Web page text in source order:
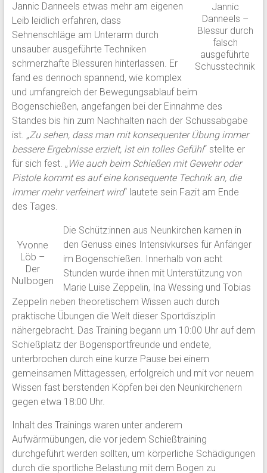
Jannic
Danneels –
Blessur durch
falsch
ausgeführte
Schusstechnik
Jannic Danneels etwas mehr am eigenen
Leib leidlich erfahren, dass
Sehnenschläge am Unterarm durch
unsauber ausgeführte Techniken
schmerzhafte Blessuren hinterlassen. Er
fand es dennoch spannend, wie komplex
und umfangreich der Bewegungsablauf beim
Bogenschießen, angefangen bei der Einnahme des
Standes bis hin zum Nachhalten nach der Schussabgabe
ist. „Zu sehen, dass man mit konsequenter Übung immer
bessere Ergebnisse erzielt, ist ein tolles Gefühl“ stellte er
für sich fest. „ Wie auch beim Schießen mit Gewehr oder
Pistole kommt es auf eine konsequente Technik an, die
immer mehr verfeinert wird“ lautete sein Fazit am Ende
des Tages.
Yvonne
Löb –
Der
Nullbogen
Die Schütz:innen aus Neunkirchen kamen in
den Genuss eines Intensivkurses für Anfänger
im Bogenschießen. Innerhalb von acht
Stunden wurde ihnen mit Unterstützung von
Marie Luise Zeppelin, Ina Wessing und Tobias
Zeppelin neben theoretischem Wissen auch durch
praktische Übungen die Welt dieser Sportdisziplin
nähergebracht. Das Training begann um 10:00 Uhr auf dem
Schießplatz der Bogensportfreunde und endete,
unterbrochen durch eine kurze Pause bei einem
gemeinsamen Mittagessen, erfolgreich und mit vor neuem
Wissen fast berstenden Köpfen bei den Neunkirchenern
gegen etwa 18:00 Uhr.
Inhalt des Trainings waren unter anderem
Aufwärmübungen, die vor jedem Schießtraining
durchgeführt werden sollten, um körperliche Schädigungen
durch die sportliche Belastung mit dem Bogen zu